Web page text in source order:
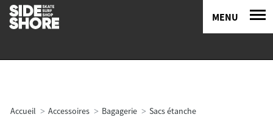
MENU
Accueil Accessoires Bagagerie
Sacs étanche